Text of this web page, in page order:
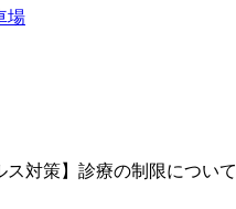
場
ス対策】診療の制限について